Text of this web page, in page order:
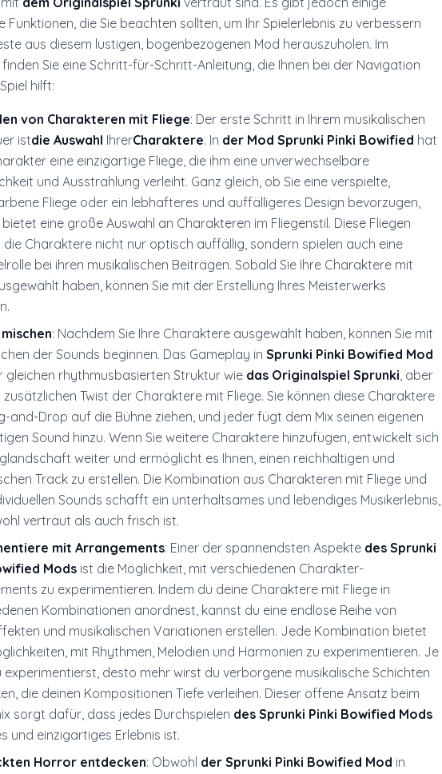
Funktionen, die Sie beachten sollten, um Ihr Spielerlebnis zu verbessern
aus diesem lustigen, bogenbezogenen Mod herauszuholen. Im
Sie eine Schritt-für-Schritt-Anleitung, die Ihnen bei der Navigation
hilft:
von Charakteren mit Fliege: Der erste Schritt in Ihrem musikalischen
istdie Auswahl IhrerCharaktere. In der Mod Sprunki Pinki Bowified hat
eine einzigartige Fliege, die ihm eine unverwechselbare
und Ausstrahlung verleiht. Ganz gleich, ob Sie eine verspielte,
Fliege oder ein lebhafteres und auffälligeres Design bevorzugen,
eine große Auswahl an Charakteren im Fliegenstil. Diese Fliegen
die Charaktere nicht nur optisch auffällig, sondern spielen auch eine
bei ihren musikalischen Beiträgen. Sobald Sie Ihre Charaktere mit
haben, können Sie mit der Erstellung Ihres Meisterwerks
: Nachdem Sie Ihre Charaktere ausgewählt haben, können Sie mit
der Sounds beginnen. Das Gameplay in Sprunki Pinki Bowified Mod
gleichen rhythmusbasierten Struktur wie das Originalspiel Sprunki, aber
Twist der Charaktere mit Fliege. Sie können diese Charaktere
and-Drop auf die Bühne ziehen, und jeder fügt dem Mix seinen eigenen
Sound hinzu. Wenn Sie weitere Charaktere hinzufügen, entwickelt sich
weiter und ermöglicht es Ihnen, einen reichhaltigen und
Track zu erstellen. Die Kombination aus Charakteren mit Fliege und
Sounds schafft ein unterhaltsames und lebendiges Musikerlebnis,
vertraut als auch frisch ist.
mit Arrangements: Einer der spannendsten Aspekte des Sprunki
Mods ist die Möglichkeit, mit verschiedenen Charakter-
zu experimentieren. Indem du deine Charaktere mit Fliege in
Kombinationen anordnest, kannst du eine endlose Reihe von
und musikalischen Variationen erstellen. Jede Kombination bietet
mit Rhythmen, Melodien und Harmonien zu experimentieren. Je
experimentierst, desto mehr wirst du verborgene musikalische Schichten
die deinen Kompositionen Tiefe verleihen. Dieser offene Ansatz beim
sorgt dafür, dass jedes Durchspielen des Sprunki Pinki Bowified Mods
und einzigartiges Erlebnis ist.
Horror entdecken: Obwohl der Sprunki Pinki Bowified Mod in